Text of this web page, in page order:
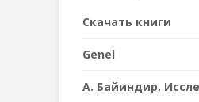
Cкачать книги
Genel
А. Байиндир.